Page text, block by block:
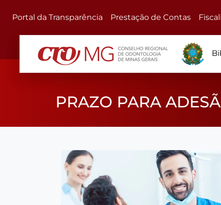
Portal da Transparência Prestação de Contas
PRAZO PARA